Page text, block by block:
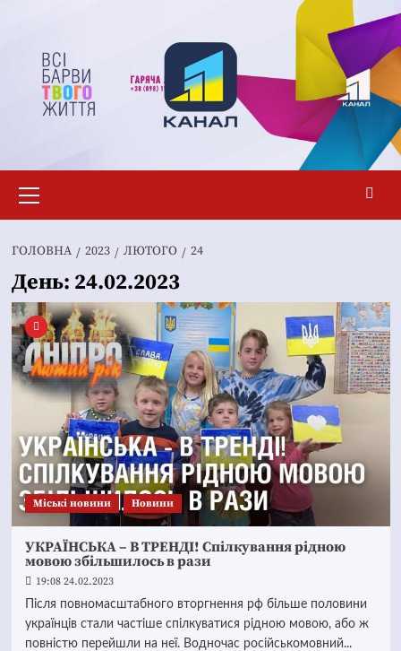
вмісту
меню
ГОЛОВНА 2023 ЛЮТОГО 24
День: 24.02.2023
Mіські новини Новини
УКРАЇНСЬКА – В ТРЕНДІ! Спілкування рідною
мовою збільшилось в рази
19:08 24.02.2023
Після повномасштабного вторгнення рф більше половини
українців стали частіше спілкуватися рідною мовою, або ж
повністю перейшли на неї. Водночас російськомовний...